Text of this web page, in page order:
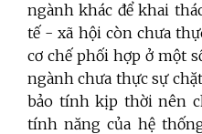
ngành khác để khai
tế - xã hội còn chưa
cơ chế phối hợp ở một
ngành chưa thực sự
bảo tính kịp thời nên
tính năng của hệ